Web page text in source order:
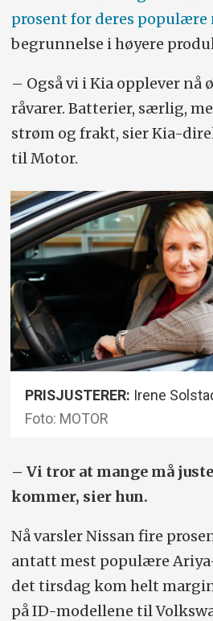
prosent for deres populære
begrunnelse i høyere
– Også vi i Kia opplever nå
råvarer. Batterier, særlig,
strøm og frakt, sier Kia-
til Motor.
PRISJUSTERER: Irene
Foto: MOTOR
– Vi tror at mange må
kommer, sier hun.
Nå varsler Nissan fire
antatt mest populære
det tirsdag kom helt
på ID-modellene til